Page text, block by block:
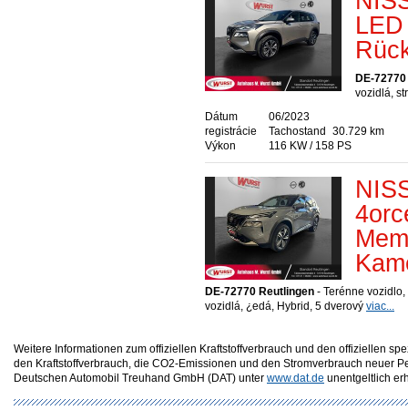
DE-
vozidlá,
Dátum
registrácie
06/2023
Tachostand
30.729 km
Výkon
116 KW / 158 PS
DE-72770 Reutlingen - Terénne
vozidlá, ¿edá, Hybrid, 5 dverový viac...
Weitere Informationen zum offiziellen Kraftstoffverbrauch und den offiziellen
den Kraftstoffverbrauch, die CO2-Emissionen und den Stromverbrauch neuer
Deutschen Automobil Treuhand GmbH (DAT) unter www.dat.de unentgeltlich